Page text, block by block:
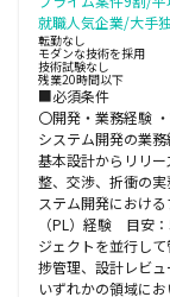
就職人気企業/大手
転勤なし
モダンな技術を採用
技術試験なし
残業20時間以下
■必須条件
〇開発・業務経験
システム開発の業
基本設計からリリ
整、交渉、折衝の
ステム開発におけ
（PL）経験 目安
ジェクトを並行し
捗管理、設計レビ
いずれかの領域に